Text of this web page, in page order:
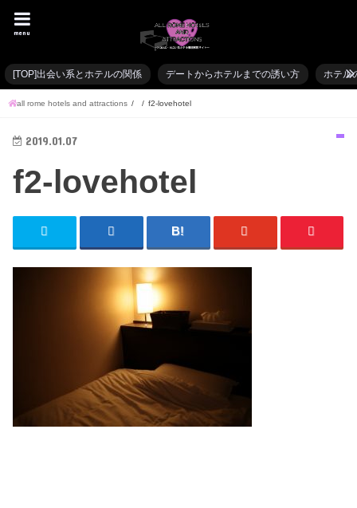
menu
[TOP]出会い系とホテルの関係 デートからホテルまでの誘い方 ホテル
all rome hotels and attractions f2-lovehotel
2019.01.07
f2-lovehotel